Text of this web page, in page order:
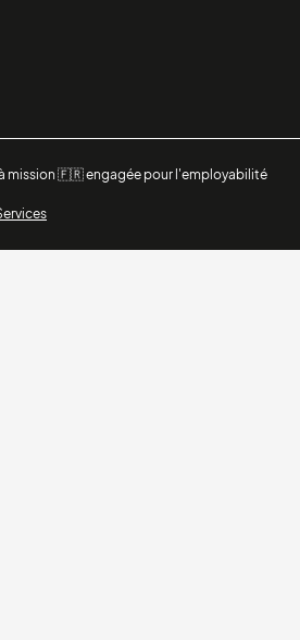
mission 🇫🇷 engagée pour l'employabilité